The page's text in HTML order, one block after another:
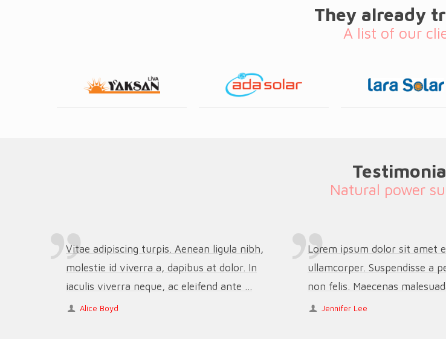
They already
A list of our
Natural power
Vitae adipiscing turpis. Aenean ligula nibh,
molestie id viverra a, dapibus at dolor. In
iaculis viverra neque, ac eleifend ante ...
Alice Boyd
Lorem ipsum dolor sit amet
ullamcorper. Suspendisse a
non felis. Maecenas
Jennifer Lee